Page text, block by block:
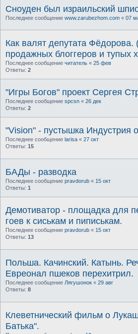
Сноуден был израильский
Последнее сообщение www.zarubezhom.com « 07
Как валят депутата
продажных блоггеров и тупых
Последнее сообщение читатель « 25 фев
Ответы: 2
"Игры Богов" проект Сергея
Последнее сообщение spcsn « 26 дек
Ответы: 2
"Vision" - пустышка Индустрия
Последнее сообщение larisa « 27 окт
Ответы: 15
БАДы - разводка
Последнее сообщение pravdorub « 15 окт
Ответы: 1
Демотиватор - площадка для
гоев к сиськам и пиписькам.
Последнее сообщение pravdorub « 15 окт
Ответы: 13
Польша. Качинский. Катынь.
Евреонал пшеков перехитрил.
Последнее сообщение Лягушонок « 29 авг
Ответы: 8
Клеветнический фильм о
Батька".